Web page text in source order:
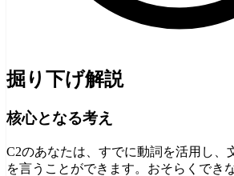
掘り下げ解説
核心となる考え
C2のあなたは、すでに動詞を活用し、
を言うことができます。おそらくでき